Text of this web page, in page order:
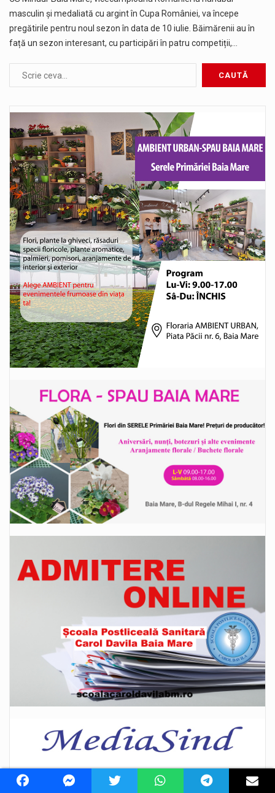
masculin și medaliată cu argint în Cupa României, va începe
pregătirile pentru noul sezon în data de 10 iulie. Băimărenii au în
față un sezon interesant, cu participări în patru competiții,…